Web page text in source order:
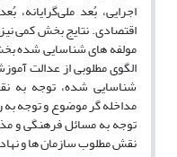
اجرایی، بُعد ملی‌گرایانه،
اقتصادی. نتایج بخش کمی
مولفه های شناسایی شده
الگوی مطلوبی از عدالت
شناسایی شده، توجه به
مداخله گر موضوع و توجه به
توجه به مسائل فرهنگی و
نقش مطلوب سازمان ها و